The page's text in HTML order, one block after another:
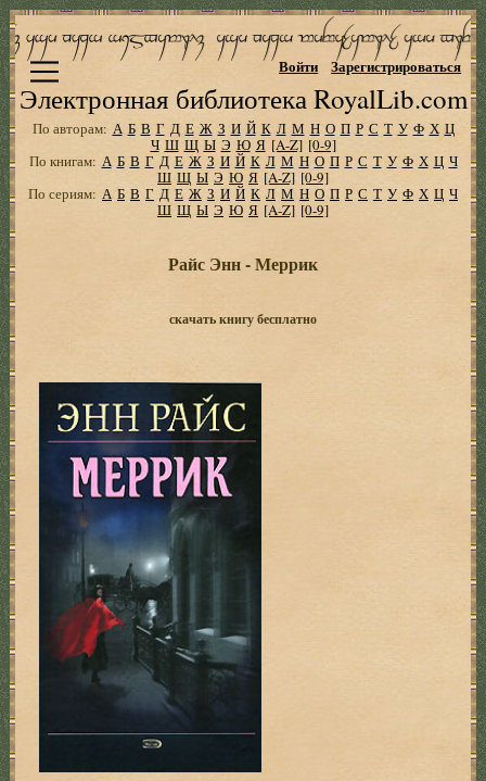
Электронная библиотека RoyalLib.com
Войти Зарегистрироваться
По авторам: А Б В Г Д Е Ж З И Й К Л М Н О П Р С Т У Ф Х Ц
Ч Ш Щ Ы Э Ю Я [A-Z] [0-9]
По книгам: А Б В Г Д Е Ж З И Й К Л М Н О П Р С Т У Ф Х Ц Ч
Ш Щ Ы Э Ю Я [A-Z] [0-9]
По сериям: А Б В Г Д Е Ж З И Й К Л М Н О П Р С Т У Ф Х Ц Ч
Ш Щ Ы Э Ю Я [A-Z] [0-9]
Райс Энн - Меррик
скачать книгу бесплатно